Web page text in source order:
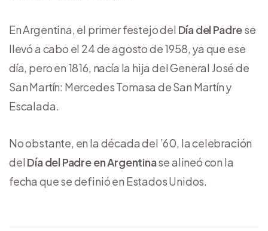
En Argentina, el primer festejo del Día del Padrese
llevó a cabo el 24 de agosto de 1958, ya que ese
día, pero en 1816, nacía la hija del General José de
San Martín: Mercedes Tomasa de San Martín y
Escalada.
No obstante, en la década del ’60, la celebración
del Día del Padre en Argentinase alineó con la
fecha que se definió en Estados Unidos.